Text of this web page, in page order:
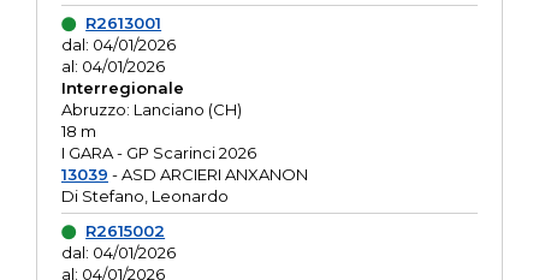
R2613001
dal: 04/01/2026
al: 04/01/2026
Interregionale
Abruzzo: Lanciano (CH)
18 m
I GARA - GP Scarinci 2026
13039 - ASD ARCIERI ANXANON
Di Stefano, Leonardo
R2615002
dal: 04/01/2026
al: 04/01/2026